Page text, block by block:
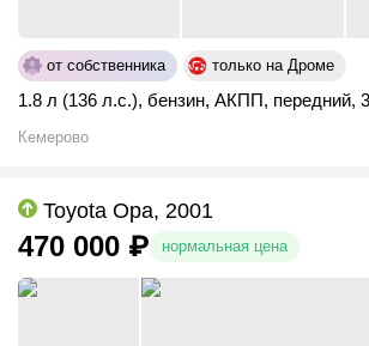
от собственника только на Дроме
1.8 л (136 л.с.), бензин, АКПП, передний,
Кемерово
Toyota Opa, 2001
470 000 ₽ нормальная цена